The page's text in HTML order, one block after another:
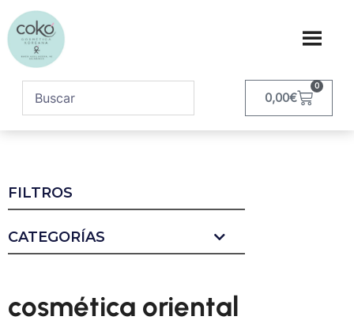
0,00€
0
FILTROS
CATEGORÍAS
cosmética oriental